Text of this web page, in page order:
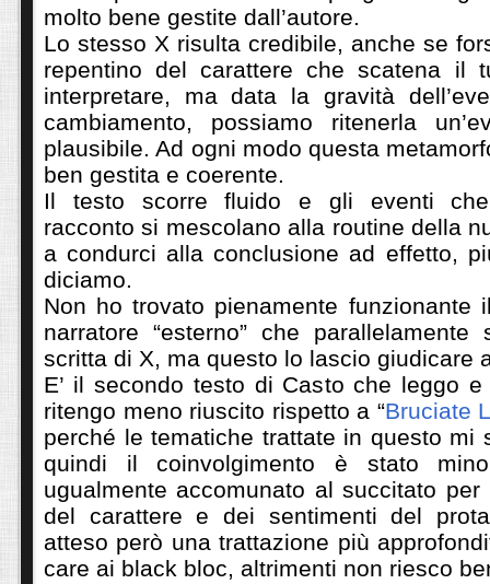
molto bene gestite dall’autore.
Lo stesso X risulta credibile, anche se
repentino del carattere che scatena il
interpretare, ma data la gravità
cambiamento, possiamo ritenerla
plausibile. Ad ogni modo questa
ben gestita e coerente.
Il testo scorre fluido e gli eventi
racconto si mescolano alla routine della
a condurci alla conclusione ad effetto,
diciamo.
Non ho trovato pienamente funzionante
narratore “esterno” che
scritta di X, ma questo lo lascio giudicare
E’ il secondo testo di Casto che leggo
ritengo meno riuscito rispetto a “Bruciate
perché le tematiche trattate in questo mi
quindi il coinvolgimento è stato
ugualmente accomunato al succitato per
del carattere e dei sentimenti del
atteso però una trattazione più
care ai black bloc, altrimenti non riesco